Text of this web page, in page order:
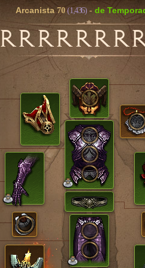
Arcanista 70 (1,436) - de